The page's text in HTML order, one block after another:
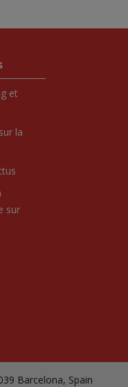
et
la
sur
Barcelona, Spain